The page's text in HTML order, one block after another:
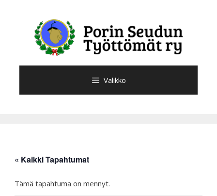
Valikko
« Kaikki Tapahtumat
Tämä tapahtuma on mennyt.